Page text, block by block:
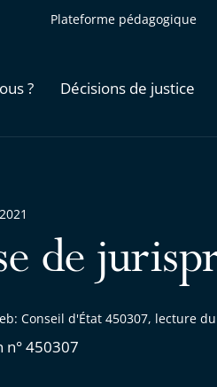
Plateforme pédagogique
? Décisions de justice
de
Conseil d'État 450307, lecture du
n° 450307